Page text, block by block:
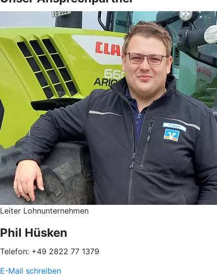
Leiter Lohnunternehmen
Phil Hüsken
Telefon: +49 2822 77 1379
E-Mail schreiben